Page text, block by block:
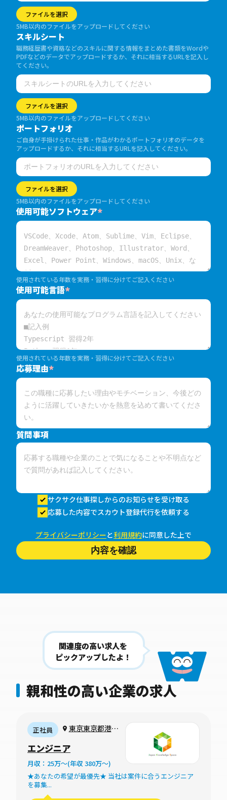
ファイルを選択
5MB以内のファイルをアップロードしてください
スキルシート
職務経歴書や資格などのスキルに関する情報をまとめた書類をWordや
PDFなどのデータでアップロードするか、それに相当するURLを記入し
てください。
ファイルを選択
5MB以内のファイルをアップロードしてください
ポートフォリオ
ご自身が手掛けられた仕事・作品がわかるポートフォリオのデータを
アップロードするか、それに相当するURLを記入してください。
ファイルを選択
5MB以内のファイルをアップロードしてください
使用可能ソフトウェア*
使用されている年数を実務・習得に分けてご記入ください
使用可能言語*
使用されている年数を実務・習得に分けてご記入ください
応募理由*
質問事項
サクサク仕事探しからのお知らせを受け取る
応募した内容でスカウト登録代行を依頼する
プライバシーポリシーと利用規約に同意した上で
内容を確認
親和性の高い企業の求人
関連度の高い求人を
ピックアップしたよ！
正社員
東京東京都港区
ル・グラシエル
BLDG.1 3F
エンジニア
月収：25万〜(年収 380万〜)
★あなたの希望が最優先★ 当社は案件に合うエンジニア
を募集...